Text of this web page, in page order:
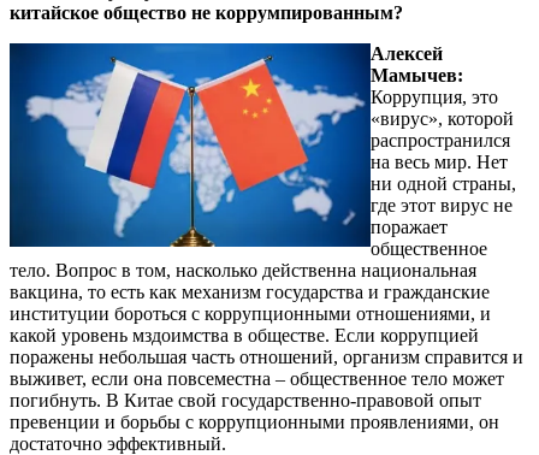
китайское общество не коррумпированным?
Алексей
Мамычев:
Коррупция, это
«вирус», которой
распространился
на весь мир. Нет
ни одной страны,
где этот вирус не
поражает
общественное
тело. Вопрос в том, насколько действенна национальная
вакцина, то есть как механизм государства и гражданские
институции бороться с коррупционными отношениями, и
какой уровень мздоимства в обществе. Если коррупцией
поражены небольшая часть отношений, организм справится и
выживет, если она повсеместна – общественное тело может
погибнуть. В Китае свой государственно-правовой опыт
превенции и борьбы с коррупционными проявлениями, он
достаточно эффективный.